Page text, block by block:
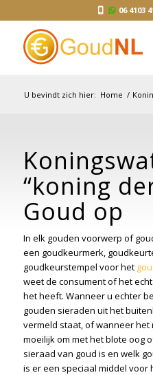
06 4103
U bevindt zich hier: Home /
“koning
Goud op
In elk gouden voorwerp of
een goudkeurmerk,
goudkeurstempel voor het
weet de consument of het
het heeft. Wanneer u echter
gouden sieraden uit het
vermeld staat, of wanneer het
moeilijk om met het blote oog
sieraad van goud is en welk
is er een speciaal middel voor